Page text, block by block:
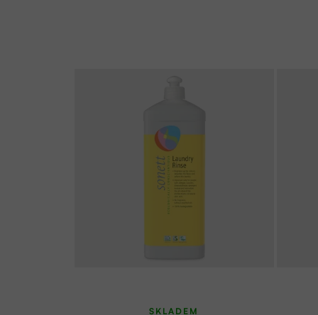
SKLADEM